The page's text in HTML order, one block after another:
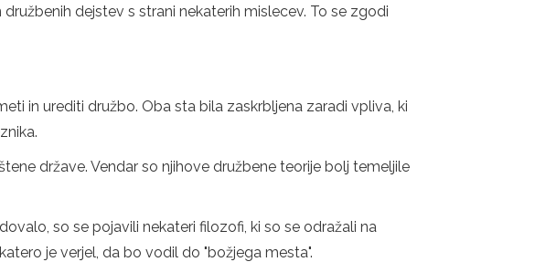
dejstev s strani nekaterih mislecev. To se zgodi
in urediti družbo. Oba sta bila zaskrbljena zaradi vpliva, ki
države. Vendar so njihove družbene teorije bolj temeljile
so se pojavili nekateri filozofi, ki so se odražali na
je verjel, da bo vodil do "božjega mesta".